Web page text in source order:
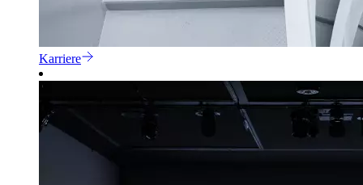
Karriere